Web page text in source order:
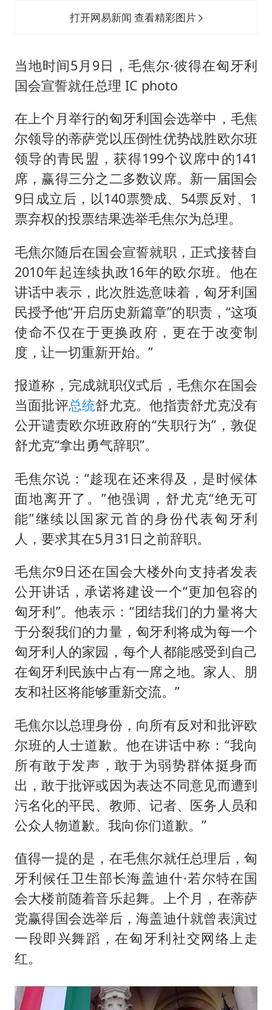
打开网易新闻 查看精彩图片
当地时间5月9日，毛焦尔·彼得在匈牙利
国会宣誓就任总理 IC photo
在上个月举行的匈牙利国会选举中，毛焦
尔领导的蒂萨党以压倒性优势战胜欧尔班
领导的青民盟，获得199个议席中的141
席，赢得三分之二多数议席。新一届国会
9日成立后，以140票赞成、54票反对、1
票弃权的投票结果选举毛焦尔为总理。
毛焦尔随后在国会宣誓就职，正式接替自
2010年起连续执政16年的欧尔班。他在
讲话中表示，此次胜选意味着，匈牙利国
民授予他“开启历史新篇章”的职责，“这项
使命不仅在于更换政府，更在于改变制
度，让一切重新开始。”
报道称，完成就职仪式后，毛焦尔在国会
当面批评总统舒尤克。他指责舒尤克没有
公开谴责欧尔班政府的“失职行为”，敦促
舒尤克“拿出勇气辞职”。
毛焦尔说：“趁现在还来得及，是时候体
面地离开了。”他强调，舒尤克“绝无可
能”继续以国家元首的身份代表匈牙利
人，要求其在5月31日之前辞职。
毛焦尔9日还在国会大楼外向支持者发表
公开讲话，承诺将建设一个“更加包容的
匈牙利”。他表示：“团结我们的力量将大
于分裂我们的力量，匈牙利将成为每一个
匈牙利人的家园，每个人都能感受到自己
在匈牙利民族中占有一席之地。家人、朋
友和社区将能够重新交流。”
毛焦尔以总理身份，向所有反对和批评欧
尔班的人士道歉。他在讲话中称：“我向
所有敢于发声，敢于为弱势群体挺身而
出，敢于批评或因为表达不同意见而遭到
污名化的平民、教师、记者、医务人员和
公众人物道歉。我向你们道歉。”
值得一提的是，在毛焦尔就任总理后，匈
牙利候任卫生部长海盖迪什·若尔特在国
会大楼前随着音乐起舞。上个月，在蒂萨
党赢得国会选举后，海盖迪什就曾表演过
一段即兴舞蹈，在匈牙利社交网络上走
红。